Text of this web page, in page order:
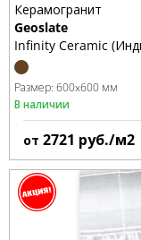
Керамогранит
Geoslate
Infinity Ceramic
Размер: 600x600 мм
В наличии
от 2721 руб./м2